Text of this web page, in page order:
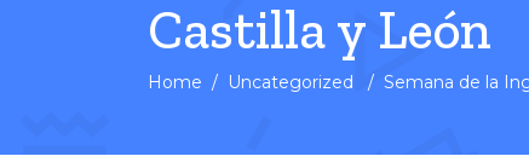
Castilla y León
Home / Uncategorized / Semana de la